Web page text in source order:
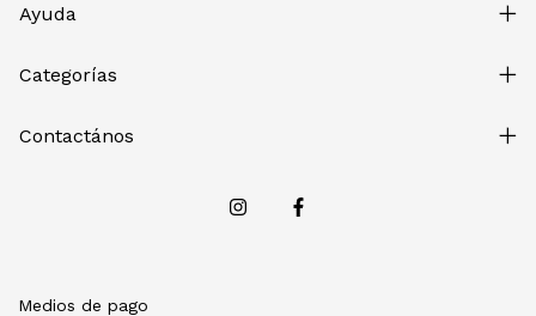
Ayuda
Categorías
Contactános
Medios de pago